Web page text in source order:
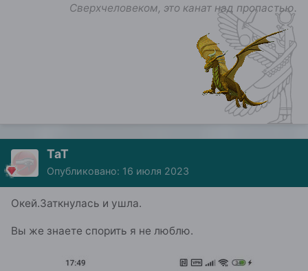
Сверхчеловеком, это канат над пропастью.
ТаТ
Опубликовано: 16 июля 2023
Окей.Заткнулась и ушла.
Вы же знаете спорить я не люблю.